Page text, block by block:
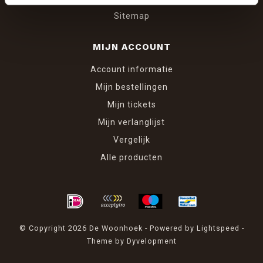
Sitemap
MIJN ACCOUNT
Account informatie
Mijn bestellingen
Mijn tickets
Mijn verlanglijst
Vergelijk
Alle producten
© Copyright 2026 De Woonhoek - Powered by Lightspeed -
Theme by Dyvelopment